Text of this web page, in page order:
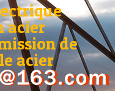
acier
de
acier